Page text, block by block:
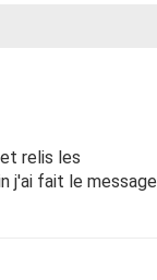
relis les
j'ai fait le message